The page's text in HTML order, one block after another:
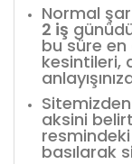
Normal
2 iş
bu süre en
kesintileri,
aksini
resmindeki
basılarak